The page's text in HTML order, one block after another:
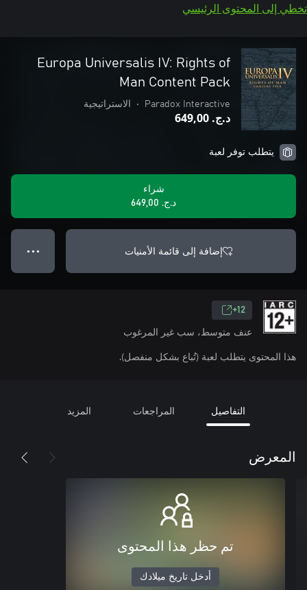
تخطي إلى المحتوى الرئيسي
Europa Universalis IV: Rights of
Man Content Pack
Paradox Interactive
• الاستراتيجية
د.ج.‏ 649,00
يتطلب توفر لعبة
شراء
د.ج.‏ 649,00
إضافة إلى قائمة الأمنيات ● ● ●
12+
عنف متوسط، سب غير المرغوب
هذا المحتوى يتطلب لعبة (تُباع بشكل منفصل).
التفاصيل المراجعات المزيد
المعرض
تم حظر هذا المحتوى
أدخل تاريخ ميلادك